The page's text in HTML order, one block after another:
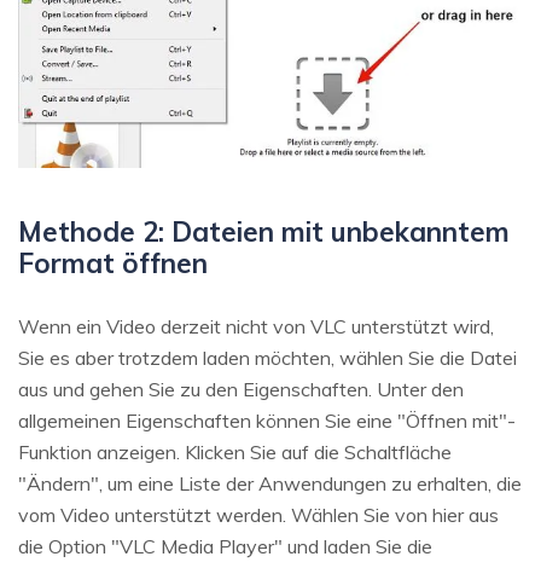
Methode 2: Dateien mit unbekanntem
Format öffnen
Wenn ein Video derzeit nicht von VLC unterstützt wird,
Sie es aber trotzdem laden möchten, wählen Sie die Datei
aus und gehen Sie zu den Eigenschaften. Unter den
allgemeinen Eigenschaften können Sie eine "Öffnen mit"-
Funktion anzeigen. Klicken Sie auf die Schaltfläche
"Ändern", um eine Liste der Anwendungen zu erhalten, die
vom Video unterstützt werden. Wählen Sie von hier aus
die Option "VLC Media Player" und laden Sie die